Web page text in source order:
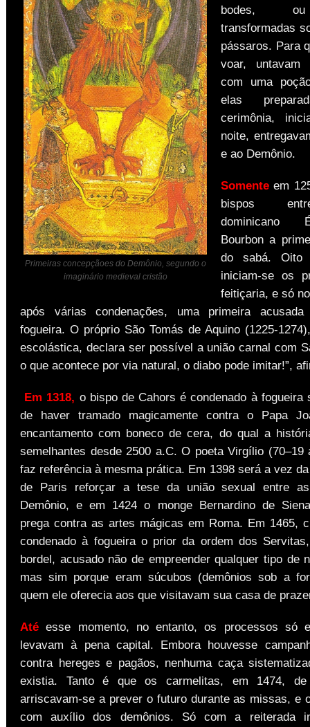
Primeiras concepçãoes do Demônio, segundo o
imaginário medieval cristão
bodes,
transformadas
pássaros. Para
voar, untavam
com uma
elas
cerimônia,
noite,
e ao Demônio.
Somenteem
bispos
dominicano
Bourbon a
do sabá. Oito
iniciam-se os
feitiçaria, e só
após várias condenações, uma primeira
fogueira. O próprio São Tomás de Aquino (1225-
escolástica, declara ser possível a união carnal com
o que acontece por via natural, o diabo pode imitar!”,
Em 1318, o bispo de Cahors é condenado à fogueira
de haver tramado magicamente contra o Papa
encantamento com boneco de cera, do qual a
semelhantes desde 2500 a.C. O poeta Virgílio (70–19
faz referência à mesma prática. Em 1398 será a vez
de Paris reforçar a tese da união sexual entre
Demônio, e em 1424 o monge Bernardino de
prega contra as artes mágicas em Roma. Em 1465,
condenado à fogueira o prior da ordem dos
bordel, acusado não de empreender qualquer tipo de
mas sim porque eram súcubos (demônios sob a
quem ele oferecia aos que visitavam sua casa de
Atéesse momento, no entanto, os processos só
levavam à pena capital. Embora houvesse
contra hereges e pagãos, nenhuma caça
existia. Tanto é que os carmelitas, em 1474,
arriscavam-se a prever o futuro durante as missas, e
com auxílio dos demônios. Só com a reiterada